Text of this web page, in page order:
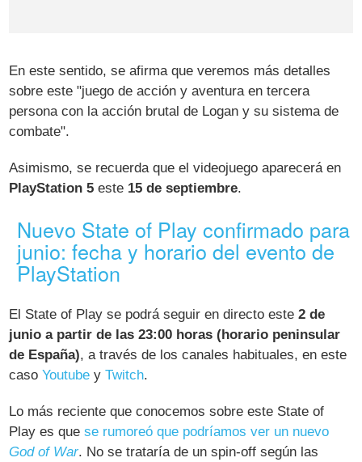
En este sentido, se afirma que veremos más detalles
sobre este "juego de acción y aventura en tercera
persona con la acción brutal de Logan y su sistema de
combate".
Asimismo, se recuerda que el videojuego aparecerá en
PlayStation 5 este 15 de septiembre.
Nuevo State of Play confirmado para
junio: fecha y horario del evento de
PlayStation
El State of Play se podrá seguir en directo este2 de
junio a partir de las 23:00 horas (horario peninsular
de España), a través de los canales habituales, en este
casoYoutube yTwitch.
Lo más reciente que conocemos sobre este State of
Play es quese rumoreó que podríamos ver un nuevo
God of War. No se trataría de un spin-off según las